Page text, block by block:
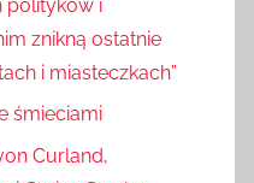
polityków i
znikną ostatnie
i miasteczkach”
śmieciami
Curland,